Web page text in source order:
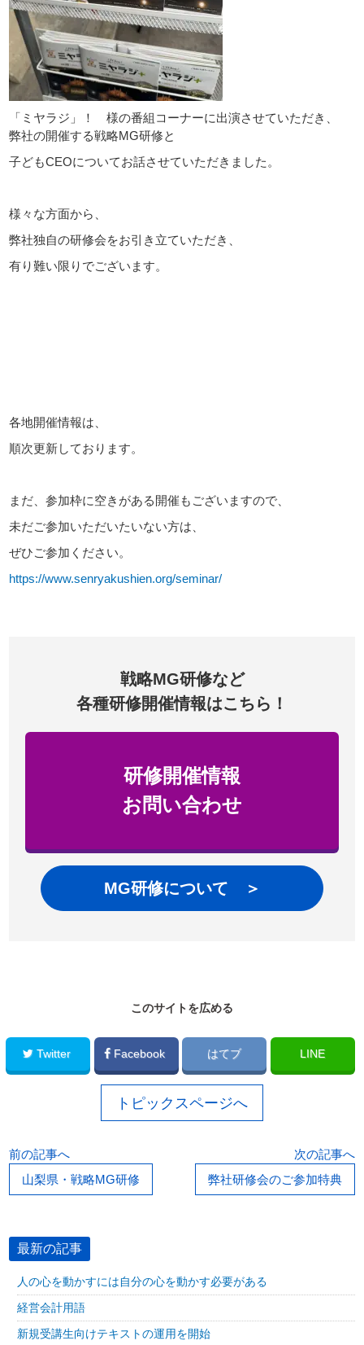
「ミヤラジ」！ 様の番組コーナーに出演させていただき、
弊社の開催する戦略MG研修と
子どもCEOについてお話させていただきました。
様々な方面から、
弊社独自の研修会をお引き立ていただき、
有り難い限りでございます。
各地開催情報は、
順次更新しております。
まだ、参加枠に空きがある開催もございますので、
未だご参加いただいたいない方は、
ぜひご参加ください。
https://www.senryakushien.org/seminar/
戦略MG研修など
各種研修開催情報はこちら！
研修開催情報
お問い合わせ
MG研修について ＞
このサイトを広める
Twitter Facebook はてブ LINE
トピックスページへ
前の記事へ
山梨県・戦略MG研修
次の記事へ
弊社研修会のご参加特典
最新の記事
人の心を動かすには自分の心を動かす必要がある
経営会計用語
新規受講生向けテキストの運用を開始